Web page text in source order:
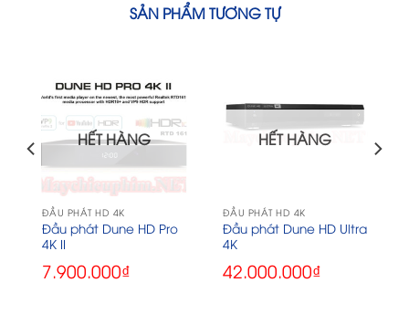
SẢN PHẨM TƯƠNG TỰ
HẾT HÀNG
ĐẦU PHÁT HD 4K
Đầu phát Dune HD Pro
4K II
7.900.000₫
HẾT HÀNG
ĐẦU PHÁT HD 4K
Đầu phát Dune HD Ultra
4K
42.000.000₫